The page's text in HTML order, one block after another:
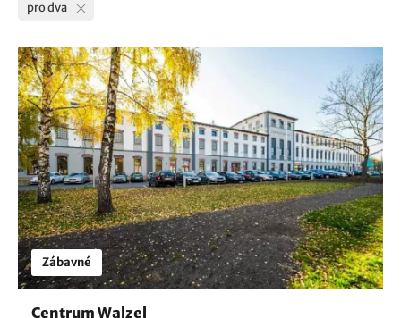
pro dva
Zábavné
Centrum Walzel